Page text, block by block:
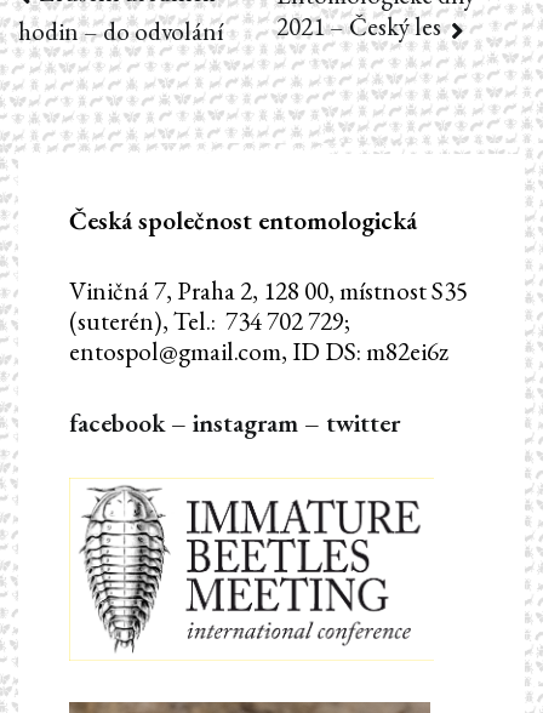
pro
příspěvek
hodin – do odvolání
2021 – Český les
Česká společnost entomologická
Viničná 7, Praha 2, 128 00, místnost S35
(suterén), Tel.: 734 702 729;
entospol@gmail.com, ID DS: m82ei6z
facebook– instagram – twitter